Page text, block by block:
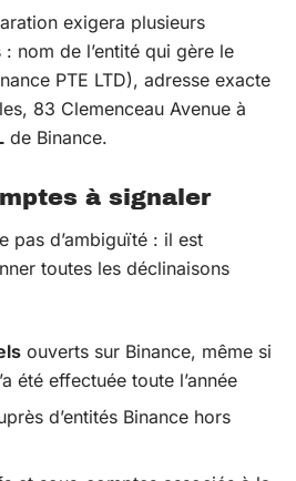
exigera plusieurs
nom de l’entité qui gère le
PTE LTD), adresse exacte
83 Clemenceau Avenue à
de Binance.
à signaler
pas d’ambiguïté : il est
toutes les déclinaisons
ouverts sur Binance, même si
été effectuée toute l’année
d’entités Binance hors